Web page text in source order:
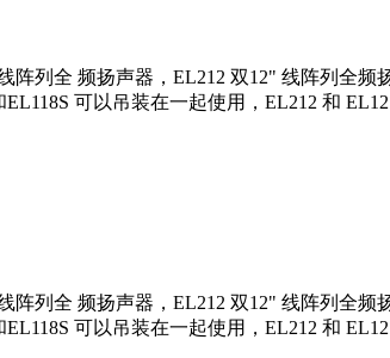
阵列全 频扬声器，EL212 双12" 线阵列全
可以吊装在一起使用，EL212 和
阵列全 频扬声器，EL212 双12" 线阵列全
可以吊装在一起使用，EL212 和